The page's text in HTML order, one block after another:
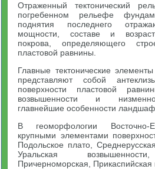
Отраженный тектонический
погребенном рельефе
поднятия последнего
мощности, составе и
покрова, определяющего
пластовой равнины.
Главные тектонические
представляют собой
поверхности пластовой
возвышенности и
главнейшие особенности
В геоморфологии Восточно-
крупными элементами
Подольское плато,
Уральская
Причерноморская, Прикаспийская